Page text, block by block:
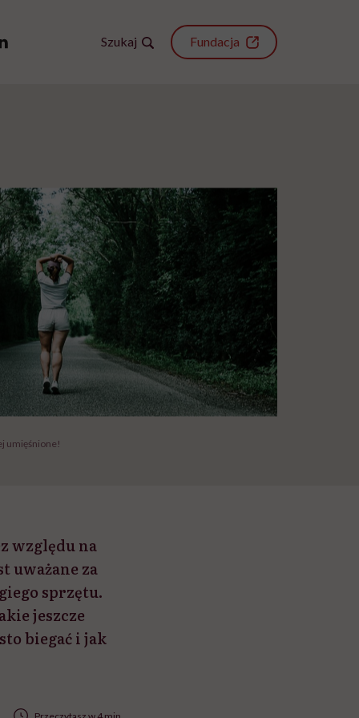
Szukaj Fundacja
umięśnione!
względu na
uważane za
sprzętu.
jeszcze
biegać i jak